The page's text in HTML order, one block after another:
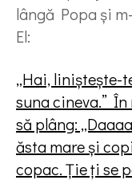
lângă Popa și
El:
„Hai, liniștește-
suna cineva.”
să plâng:
ăsta mare și
copac. Ție ți se